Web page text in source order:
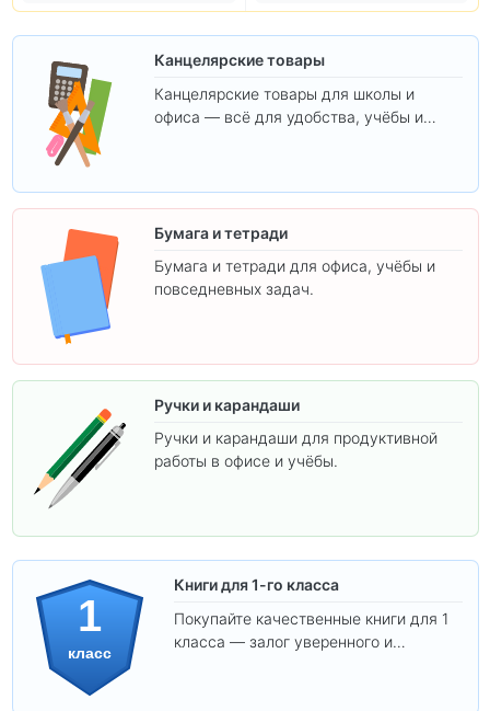
Канцелярские товары
Канцелярские товары для школы и
офиса — всё для удобства, учёбы и
Бумага и тетради
Бумага и тетради для офиса, учёбы и
повседневных задач.
Ручки и карандаши
Ручки и карандаши для продуктивной
работы в офисе и учёбы.
1
класс
Книги для 1-го класса
Покупайте качественные книги для 1
класса — залог уверенного и